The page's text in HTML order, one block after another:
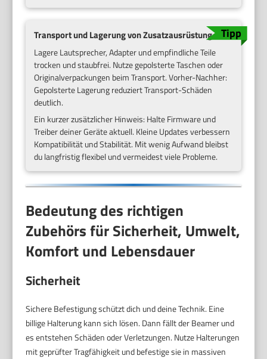
Transport und Lagerung von Zusatzausrüstung
Lagere Lautsprecher, Adapter und empfindliche Teile
trocken und staubfrei. Nutze gepolsterte Taschen oder
Originalverpackungen beim Transport. Vorher-Nachher:
Gepolsterte Lagerung reduziert Transport-Schäden
deutlich.
Ein kurzer zusätzlicher Hinweis: Halte Firmware und
Treiber deiner Geräte aktuell. Kleine Updates verbessern
Kompatibilität und Stabilität. Mit wenig Aufwand bleibst
du langfristig flexibel und vermeidest viele Probleme.
Bedeutung des richtigen
Zubehörs für Sicherheit, Umwelt,
Komfort und Lebensdauer
Sicherheit
Sichere Befestigung schützt dich und deine Technik. Eine
billige Halterung kann sich lösen. Dann fällt der Beamer und
es entstehen Schäden oder Verletzungen. Nutze Halterungen
mit geprüfter Tragfähigkeit und befestige sie in massiven